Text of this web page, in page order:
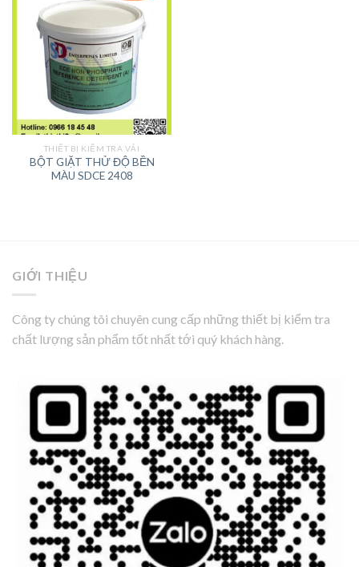
THIẾT BỊ KIỂM TRA VẢI
BỘT GIẶT THỬ ĐỘ BỀN
MÀU SDCE 2408
GIỚI THIỆU
Công ty chúng tôi chuyên cung cấp những thiết bị kiểm tra
chất lượng sản phẩm tốt nhất tới quý khách hàng.